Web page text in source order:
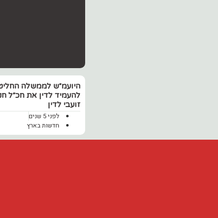
היועמ״ש לממשלה
להעמיד לדין את חכ״ל
זועבי לדין
לפני 5 שנים
חדשות בארץ